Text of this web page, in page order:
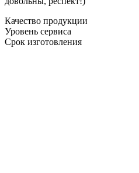
Качество продукции
Уровень сервиса
Срок изготовления